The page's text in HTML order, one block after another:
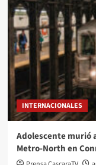
INTERNACIONALES
Adolescente murió
Metro-North en